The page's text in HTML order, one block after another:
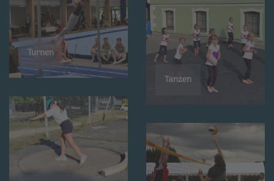
Turnen
Tanzen